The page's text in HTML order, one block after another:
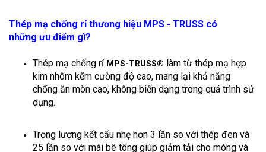
Thép mạ chống rỉ thương hiệu MPS - TRUSS có
những ưu điểm gì?
Thép mạ chống rỉ MPS-TRUSS® làm từ thép mạ hợp
kim nhôm kẽm cường độ cao, mang lại khả năng
chống ăn mòn cao, không biến dạng trong quá trình sử
dụng.
Trọng lượng kết cấu nhẹ hơn 3 lần so với thép đen và
25 lần so với mái bê tông giúp giảm tải cho móng và